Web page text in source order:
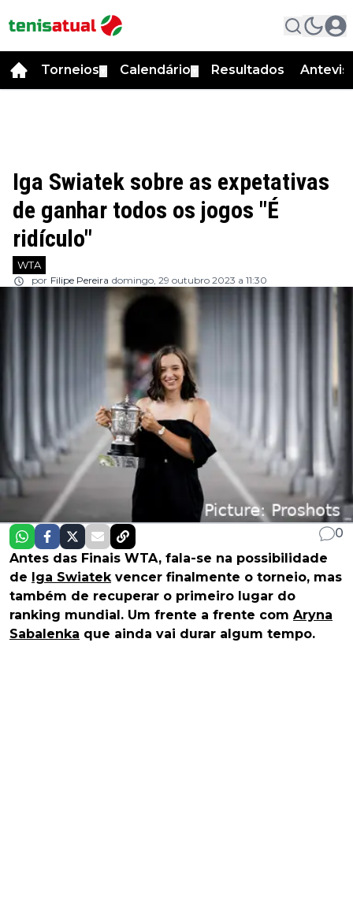
Torneios Calendário Resultados
Iga Swiatek sobre as expetativas
de ganhar todos os jogos "É
ridículo"
WTA
por Filipe Pereira domingo, 29 outubro 2023 a 11:30
0
Antes das Finais WTA, fala-se na possibilidade
de Iga Swiatekvencer finalmente o torneio, mas
também de recuperar o primeiro lugar do
ranking mundial. Um frente a frente com Aryna
Sabalenka que ainda vai durar algum tempo.